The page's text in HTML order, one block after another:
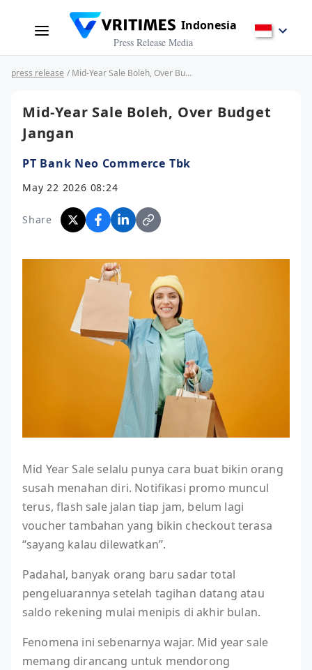
Indonesia
Press Release Media
press release / Mid-Year Sale Boleh, Over Budget Jangan
Mid-Year Sale Boleh, Over Budget
Jangan
PT Bank Neo Commerce Tbk
May 22 2026 08:24
Share
Mid Year Sale selalu punya cara buat bikin orang
susah menahan diri. Notifikasi promo muncul
terus, flash sale jalan tiap jam, belum lagi
voucher tambahan yang bikin checkout terasa
“sayang kalau dilewatkan”.
Padahal, banyak orang baru sadar total
pengeluarannya setelah tagihan datang atau
saldo rekening mulai menipis di akhir bulan.
Fenomena ini sebenarnya wajar. Mid year sale
memang dirancang untuk mendorong